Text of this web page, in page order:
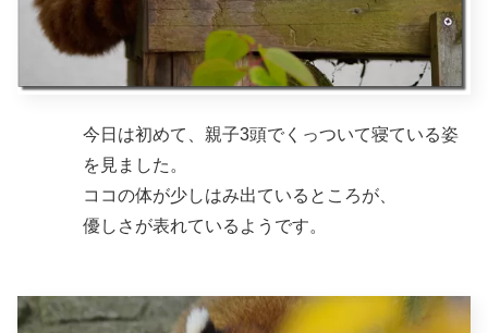
今日は初めて、親子3頭でくっついて寝ている姿
を見ました。
ココの体が少しはみ出ているところが、
優しさが表れているようです。